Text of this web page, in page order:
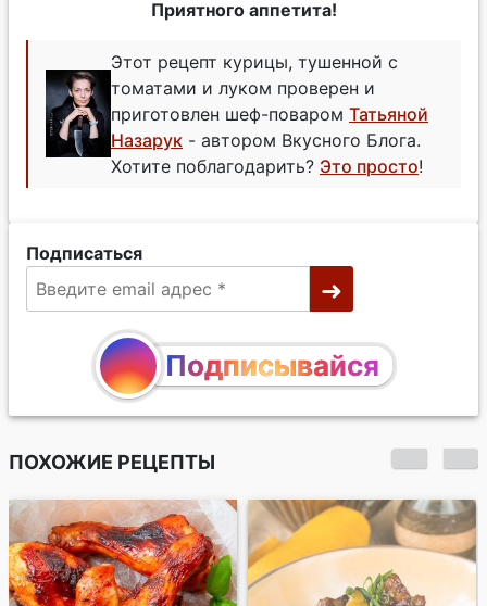
Приятного аппетита!
Этот рецепт курицы, тушенной с
томатами и луком проверен и
приготовлен шеф-поваром Татьяной
Назарук - автором Вкусного Блога.
Хотите поблагодарить? Это просто!
Подписаться
Подписывайся
ПОХОЖИЕ РЕЦЕПТЫ